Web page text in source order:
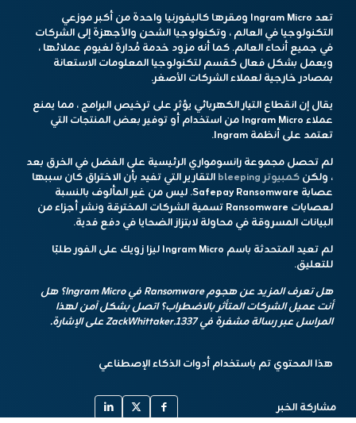
تعد Ingram Micro ومقرها كاليفورنيا واحدة من أكبر موزعي
التكنولوجيا في العالم ، وتكنولوجيا الشحن والأجهزة إلى الشركات
في جميع أنحاء العالم. كما أنه مزود خدمة مُدارة لغيوم عملائها ،
ويعمل بشكل فعال كقسم لتكنولوجيا المعلومات الاستعانة
بمصادر خارجية لعملاء الشركات الأصغر.
يقال إن انقطاع التيار الكهربائي يؤثر على ترخيص البرامج ، مما يمنع
عملاء Ingram Micro من استخدام أو توفير بعض المنتجات التي
تعتمد على أنظمة Ingram.
لم تحصل مجموعة رانسومواري الرئيسية على الفضل في الخرق بعد
، ولكنكمبيوتر bleeping
التقارير التي تفيد بأن الاختراق كان سببها
عصابة Safepay Ransomware. ليس من غير المألوف بالنسبة
لعصابات Ransomware تسمية الشركات المخترقة ونشر أجزاء من
البيانات المسروقة في محاولة لابتزاز الضحايا في دفع فدية.
لم تعيد المتحدثة باسم Ingram Micro ليزا زويك على الفور طلبًا
للتعليق.
هل تعرف المزيد عن هجوم Ransomware في Ingram Micro؟ هل
أنت عميل الشركات المتأثر بالاضطراب؟ اتصل بشكل آمن لهذا
المراسل عبر رسالة مشفرة في ZackWhittaker.1337 على الإشارة.
هذا المحتوي تم باستخدام أدوات الذكاء الإصطناعي
مشاركة الخبر